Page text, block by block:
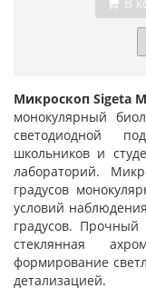
Микроскоп Sigeta
монокулярный
светодиодной
школьников и
лабораторий.
градусов
условий
градусов. Прочный
стеклянная
формирование
детализацией.